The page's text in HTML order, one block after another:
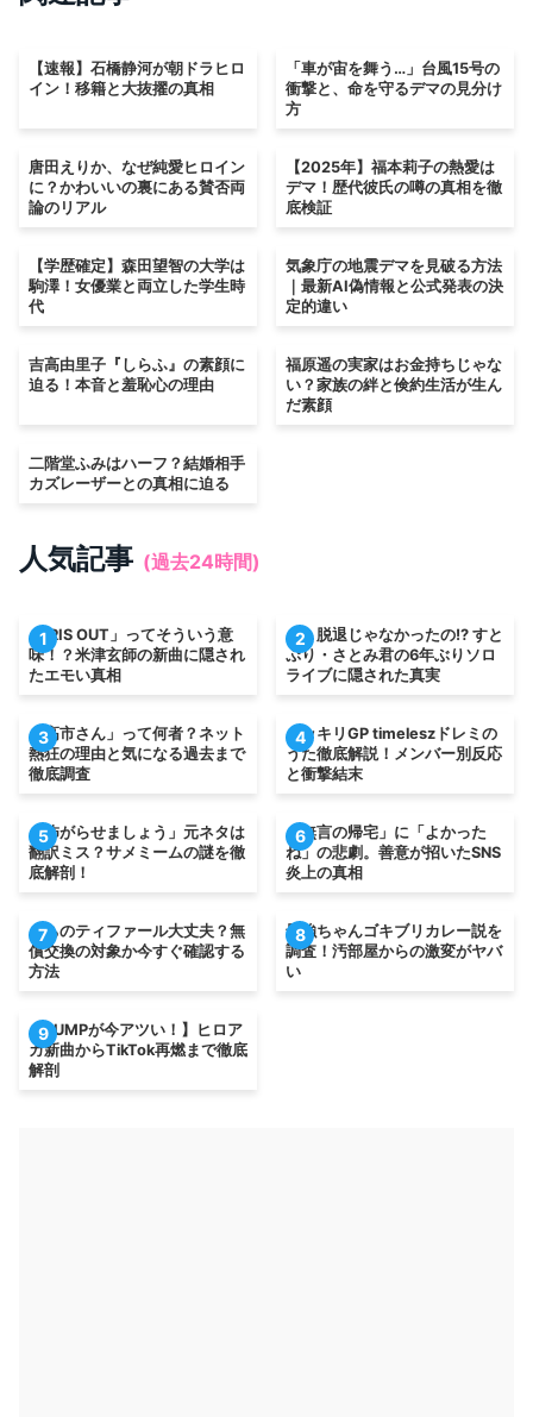
【速報】石橋静河が朝ドラヒロ
イン！移籍と大抜擢の真相
「車が宙を舞う…」台風15号の
衝撃と、命を守るデマの見分け
方
唐田えりか、なぜ純愛ヒロイン
に？かわいいの裏にある賛否両
論のリアル
【2025年】福本莉子の熱愛は
デマ！歴代彼氏の噂の真相を徹
底検証
【学歴確定】森田望智の大学は
駒澤！女優業と両立した学生時
代
気象庁の地震デマを見破る方法
｜最新AI偽情報と公式発表の決
定的違い
吉高由里子『しらふ』の素顔に
迫る！本音と羞恥心の理由
福原遥の実家はお金持ちじゃな
い？家族の絆と倹約生活が生ん
だ素顔
二階堂ふみはハーフ？結婚相手
カズレーザーとの真相に迫る
人気記事 (過去24時間)
1
「IRIS OUT」ってそういう意
味！？米津玄師の新曲に隠され
たエモい真相
2
え、脱退じゃなかったの!? すと
ぷり・さとみ君の6年ぶりソロ
ライブに隠された真実
3
「高市さん」って何者？ネット
熱狂の理由と気になる過去まで
徹底調査
4
ドッキリGP timeleszドレミの
うた徹底解説！メンバー別反応
と衝撃結末
5
「怖がらせましょう」元ネタは
翻訳ミス？サメミームの謎を徹
底解剖！
6
「無言の帰宅」に「よかった
ね」の悲劇。善意が招いたSNS
炎上の真相
7
うちのティファール大丈夫？無
償交換の対象か今すぐ確認する
方法
8
最強ちゃんゴキブリカレー説を
調査！汚部屋からの激変がヤバ
い
9
【BUMPが今アツい！】ヒロア
カ新曲からTikTok再燃まで徹底
解剖